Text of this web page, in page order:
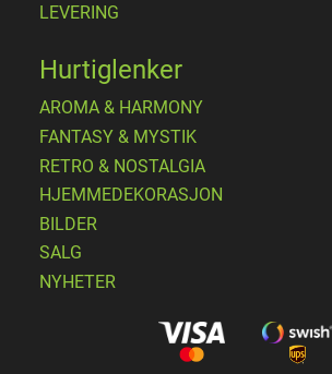
LEVERING
Hurtiglenker
AROMA & HARMONY
FANTASY & MYSTIK
RETRO & NOSTALGIA
HJEMMEDEKORASJON
BILDER
SALG
NYHETER